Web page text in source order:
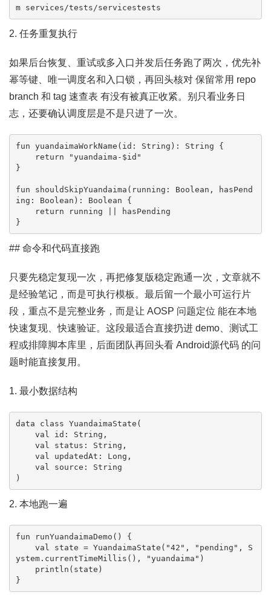
m services/tests/servicestests
2. 任务重复执行
如果后台恢复、重试或多入口并发后任务跑了两次，优先补
幂等键、唯一调度名和入口锁，再回头核对 保留常用 repo
branch 和 tag 速查表 有没有被真正收紧。别只看业务日
志，还要确认调度层是不是只进了一次。
fun yuandaimaWorkName(id: String): String {
}
fun shouldSkipYuandaima(running: Boolean, hasPend
ing: Boolean): Boolean {
}
## 命令和代码直接跑
只要先稳定复现一次，再把修复版稳定跑通一次，文章就不
是经验笔记，而是可执行模板。最后留一个最小可运行片
段，重点不是完整业务，而是让 AOSP 问题定位 能在本地
快速复现、快速验证。这段最适合直接扔进 demo、测试工
程或排障脚本库里，后面团队再回头看 Android源代码 的问
题时能直接复用。
1. 最小数据结构
data class YuandaimaState(
)
2. 本地跑一遍
fun runYuandaimaDemo() {
ystem.currentTimeMillis(), "yuandaima")
}